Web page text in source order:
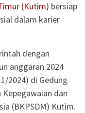
(Kutim) bersiap
dalam karier
dengan
anggaran 2024
2024) di Gedung
Kepegawaian dan
(BKPSDM) Kutim.